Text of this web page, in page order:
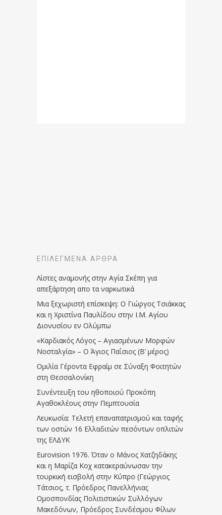
ΕΠΙΛΕΓΜΈΝΑ ΆΡΘΡΑ
Λίστες αναμονής στην Αγία Σκέπη για
απεξάρτηση απο τα ναρκωτικά
Μια ξεχωριστή επίσκεψη: Ο Γιώργος Τσιάκκας
και η Χριστίνα Παυλίδου στην Ι.Μ. Αγίου
Διονυσίου εν Ολύμπω
«Καρδιακός Λόγος – Αγιασμένων Μορφών
Νοσταλγία» – Ο Άγιος Παΐσιος (Β’ μέρος)
Ομιλία Γέροντα Εφραίμ σε Σύναξη Φοιτητών
στη Θεσσαλονίκη
Συνέντευξη του ηθοποιού Προκόπη
Αγαθοκλέους στην Πεμπτουσία
Λευκωσία: Τελετή επαναπατρισμού και ταφής
των οστών 16 Ελλαδιτών πεσόντων οπλιτών
της ΕΛΔΥΚ
Eurovision 1976. Όταν ο Μάνος Χατζηδάκης
και η Μαρίζα Κοχ κατακεραύνωσαν την
τουρκική εισβολή στην Κύπρο (Γεώργιος
Τάτσιος, τ. Πρόεδρος Πανελλήνιας
Ομοσπονδίας Πολιτιστικών Συλλόγων
Μακεδόνων, Πρόεδρος Συνδέσμου Φίλων